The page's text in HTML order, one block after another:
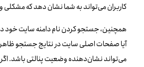
کاربران می‌تواند به شما نشان دهد که مشکلی
همچنین، جستجو کردن نام دامنه سایت خود
آیا صفحات اصلی سایت در نتایج جستجو ظاهر
می‌تواند نشان‌دهنده وضعیت پنالتی باشد.